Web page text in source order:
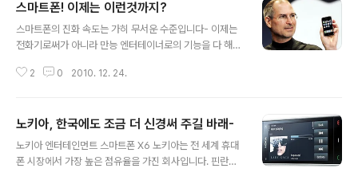
스마트폰! 이제는 이런것까지?
스마트폰의 진화 속도는 가히 무서운 수준입니다- 이제는
전화기로써가 아니라 만능 엔터테이너로의 기능을 다 해내
MP3 파일을 재생할 수 있는지 등을 구매시 고려했지만,
말 영화에서나 보았던 기능들이 이제는 현실에서도 보고
즐길 수 있도록 준비되어 있습니다- 스마트폰의 개념을 완
전히 바꿔버린 애플의 아이폰 기존에는 주로 윈도우 모바
2 0 2010. 12. 24.
노키아, 한국에도 조금 더 신경써 주길 바래-
노키아 엔터테인먼트 스마트폰 X6 노키아는 전 세계 휴대
폰 시장에서 가장 높은 점유율을 가진 회사입니다. 핀란드